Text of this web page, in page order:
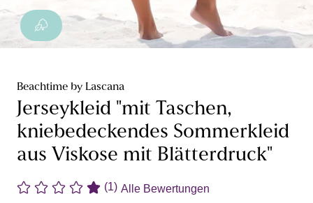
Beachtime by Lascana
Jerseykleid "mit Taschen,
kniebedeckendes Sommerkleid
aus Viskose mit Blätterdruck"
(1) Alle Bewertungen